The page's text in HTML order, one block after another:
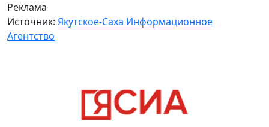
Реклама
Источник: Якутское-Саха Информационное
Агентство